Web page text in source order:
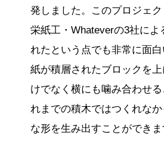
発しました。このプロジェ
栄紙工・Whateverの3社によ
れたという点でも非常に面白
紙が積層されたブロックを
けでなく横にも噛み合わせ
れまでの積木ではつくれな
な形を生み出すことができ